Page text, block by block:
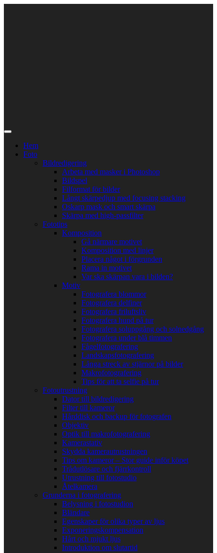
Hem
Foto
Bildredigering
Arbeta med masker i Photoshop
Bildspel
Filformat för bilder
Långt skärpedjup med focusing stacking
Oskarp mask och smart skärpa
Skärpa med high-passfilter
Fototips
Komposition
Gå närmare motivet
Komposition med linjer
Placera något i förgrunden
Rama in motivet
Var ska skärpan vara i bilden?
Motiv
Fotografera blommor
Fotografera delfiner
Fotografera friluftsliv
Fotografera hund på tur
Fotografera soluppgång och solnedgång
Fotografera under blå timmen
Fågelfotografering
Landskapsfotografering
Långa streck av stjärnor på bilder
Makrofotografering
Tips för att ta selfie på tur
Fotoutrustning
Dator till bildredigering
Filter till kameror
Hårddisk och backup för fotografen
Objektiv
Optik till makrofotografering
Kamerastativ
Skydda kamerautrustningen
Tips om kameror – Stor guide inför köpet
Trådutlösare och fjärrkontroll
Utrustning till fotostudio
Åtelkamera
Grunderna i fotografering
Belysning i fotostudion
Bländare
Egenskaper för olika typer av ljus
Exponeringskompensation
Hårt och mjukt ljus
Introduktion om slutartid